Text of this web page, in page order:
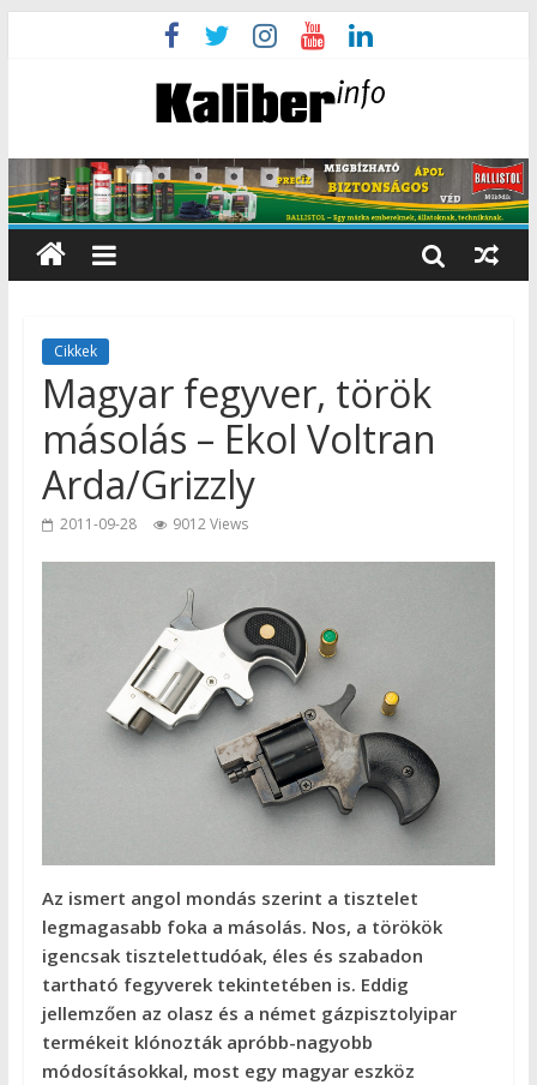
Cikkek
Magyar fegyver, török
másolás – Ekol Voltran
Arda/Grizzly
2011-09-28 9012 Views
Az ismert angol mondás szerint a tisztelet
legmagasabb foka a másolás. Nos, a törökök
igencsak tisztelettudóak, éles és szabadon
tartható fegyverek tekintetében is. Eddig
jellemzően az olasz és a német gázpisztolyipar
termékeit klónozták apróbb-nagyobb
módosításokkal, most egy magyar eszköz